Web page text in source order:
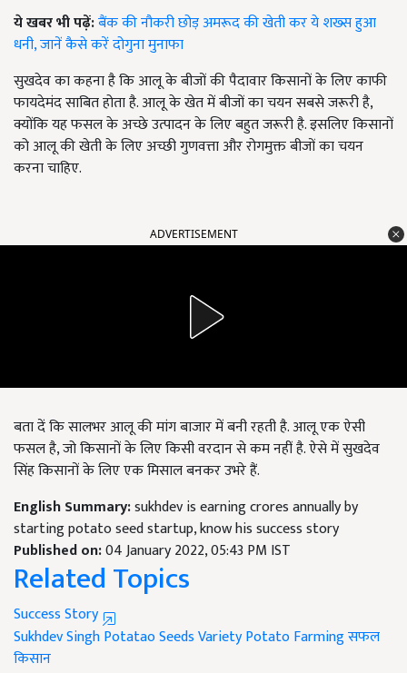
ये खबर भी पढ़ें:बैंक की नौकरी छोड़ अमरूद की खेती कर ये शख्स हुआ
धनी, जानें कैसे करें दोगुना मुनाफा
सुखदेव का कहना है कि आलू के बीजों की पैदावार किसानों के लिए काफी
फायदेमंद साबित होता है. आलू के खेत में बीजों का चयन सबसे जरूरी है,
क्योंकि यह फसल के अच्छे उत्पादन के लिए बहुत जरूरी है. इसलिए किसानों
को आलू की खेती के लिए अच्छी गुणवत्ता और रोगमुक्त बीजों का चयन
करना चाहिए.
ADVERTISEMENT
बता दें कि सालभर आलू की मांग बाजार में बनी रहती है. आलू एक ऐसी
फसल है, जो किसानों के लिए किसी वरदान से कम नहीं है. ऐसे में सुखदेव
सिंह किसानों के लिए एक मिसाल बनकर उभरे हैं.
English Summary:sukhdev is earning crores annually by
starting potato seed startup, know his success story
Published on:04 January 2022, 05:43 PM IST
Related Topics
Success Story
Sukhdev SinghPotatao Seeds VarietyPotato Farmingसफल
किसान